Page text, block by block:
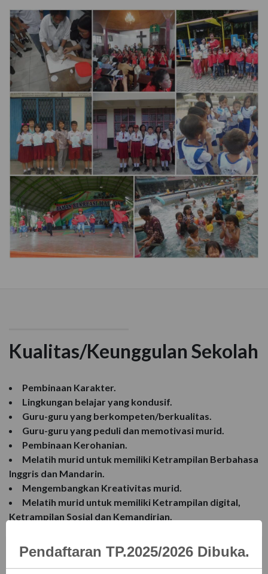
Kualitas/Keunggulan Sekolah
Pembinaan Karakter.
Lingkungan belajar yang kondusif.
Guru-guru yang berkompeten/berkualitas.
Guru-guru yang peduli dan memotivasi murid.
Pembinaan Kerohanian.
Melatih murid untuk memiliki Ketrampilan Berbahasa
Inggris dan Mandarin.
Mengembangkan Kreativitas murid.
Melatih murid untuk memiliki Ketrampilan digital,
Ketrampilan Sosial dan Kemandirian.
serta membina anak untuk menumbuhkan bakat/minat
dan berprestasi. (B. Mandarin, B. Inggris, B. Jepang,
Pendaftaran TP.2025/2026 Dibuka.